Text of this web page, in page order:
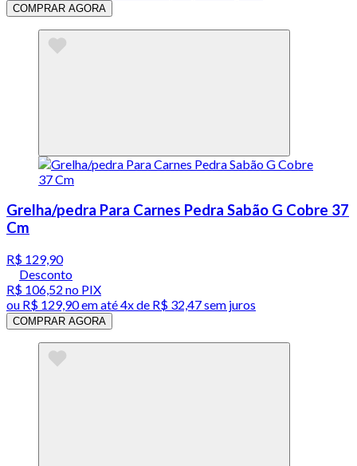
COMPRAR AGORA
Grelha/pedra Para Carnes Pedra Sabão G Cobre 37
Cm
R$ 129,90
Desconto
R$ 106,52 no PIX
ou R$ 129,90em até4x de R$ 32,47 sem juros
COMPRAR AGORA